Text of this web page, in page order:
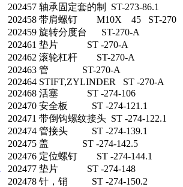
202457 轴承固定套的制 ST-273-86.1
202458 带肩螺钉 M10X 45 ST-270
202459 旋转分度台 ST-270-A
202461 垫片 ST -270-A
202462 滚轮杠杆 ST-270-A
202463 管 ST-270-A
202464 STIFT,ZYLINDER ST -270-A
202468 活塞 ST -274-106
202470 安全板 ST -274-121.1
202471 带倒钩螺纹接头 ST -274-122.1
202474 管接头 ST -274-139.1
202475 盖 ST -274-142.5
202476 定位螺钉 ST -274-144.1
202477 垫片 ST -274-148
202478 针，销 ST -274-150.2